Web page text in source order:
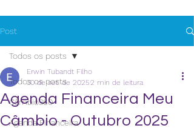
Post
Todos os posts
Câmbio360
Agenda Financeira
Todos os posts
Agenda Financeira Meu
Câmbio - Outubro 2025
Erwin Tubandt Filho
30 de set. de 20252 min de leitura